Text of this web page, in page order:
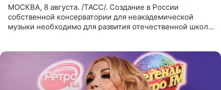
МОСКВА, 8 августа. /ТАСС/. Создание в России
собственной консерватории для неакадемической
музыки необходимо для развития отечественной школы